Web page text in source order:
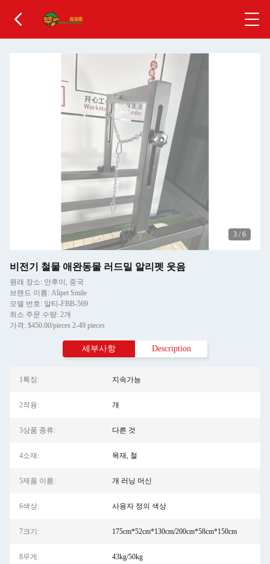
3 / 6
비전기 철물 애완동물 러드밀 알리펫 웃음
원래 장소: 안후이, 중국
브랜드 이름: Alipet Smile
모델 번호: 알티-FBB-569
최소 주문 수량: 2개
가격: $450.00/pieces 2-49 pieces
세부사항 Description
1특징: 지속가능
2적용: 개
3상품 종류: 다른 것
4소재: 목재, 철
5제품 이름: 개 러닝 머신
6색상: 사용자 정의 색상
7크기: 175cm*52cm*130cm/200cm*58cm*150cm
8무게: 43kg/50kg